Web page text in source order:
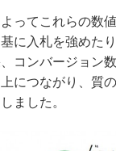
ってこれらの数
に入札を強めた
コンバージョン
につながり、質
ました。